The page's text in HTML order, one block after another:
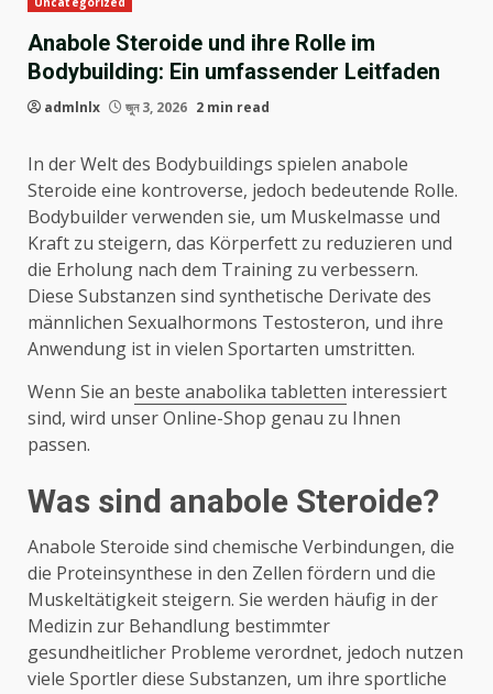
Anabole Steroide und ihre Rolle im
Bodybuilding: Ein umfassender Leitfaden
admlnlx জুন 3, 2026 2 min read
In der Welt des Bodybuildings spielen anabole
Steroide eine kontroverse, jedoch bedeutende Rolle.
Bodybuilder verwenden sie, um Muskelmasse und
Kraft zu steigern, das Körperfett zu reduzieren und
die Erholung nach dem Training zu verbessern.
Diese Substanzen sind synthetische Derivate des
männlichen Sexualhormons Testosteron, und ihre
Anwendung ist in vielen Sportarten umstritten.
Wenn Sie an beste anabolika tabletten interessiert
sind, wird unser Online-Shop genau zu Ihnen
passen.
Was sind anabole Steroide?
Anabole Steroide sind chemische Verbindungen, die
die Proteinsynthese in den Zellen fördern und die
Muskeltätigkeit steigern. Sie werden häufig in der
Medizin zur Behandlung bestimmter
gesundheitlicher Probleme verordnet, jedoch nutzen
viele Sportler diese Substanzen, um ihre sportliche